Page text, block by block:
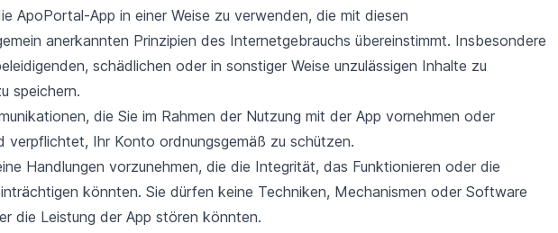
ApoPortal-App in einer Weise zu verwenden, die mit diesen
anerkannten Prinzipien des Internetgebrauchs übereinstimmt. Insbesondere
schädlichen oder in sonstiger Weise unzulässigen Inhalte zu
speichern.
die Sie im Rahmen der Nutzung mit der App vornehmen oder
verpflichtet, Ihr Konto ordnungsgemäß zu schützen.
Handlungen vorzunehmen, die die Integrität, das Funktionieren oder die
könnten. Sie dürfen keine Techniken, Mechanismen oder Software
die Leistung der App stören könnten.